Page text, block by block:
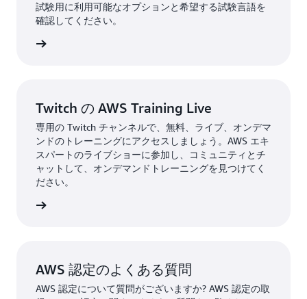
試験用に利用可能なオプションと希望する試験言語を
確認してください。
Twitch の AWS Training Live
専用の Twitch チャンネルで、無料、ライブ、オンデマ
ンドのトレーニングにアクセスしましょう。AWS エキ
スパートのライブショーに参加し、コミュニティとチ
ャットして、オンデマンドトレーニングを見つけてく
ださい。
AWS 認定のよくある質問
AWS 認定について質問がございますか? AWS 認定の取